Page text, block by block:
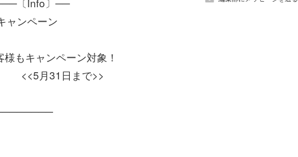
ャンペーン
もキャンペーン対象！
<<5月31日まで>>